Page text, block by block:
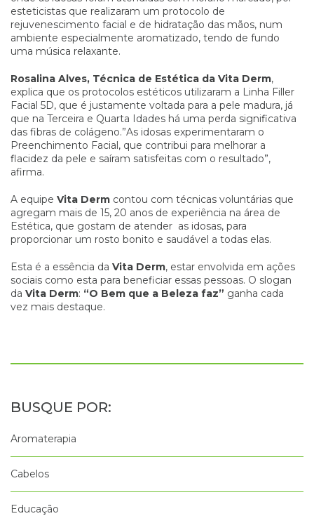
esteticistas que realizaram um protocolo de
rejuvenescimento facial e de hidratação das mãos, num
ambiente especialmente aromatizado, tendo de fundo
uma música relaxante.
Rosalina Alves, Técnica de Estética da Vita Derm,
explica que os protocolos estéticos utilizaram a Linha Filler
Facial 5D, que é justamente voltada para a pele madura, já
que na Terceira e Quarta Idades há uma perda significativa
das fibras de colágeno.”As idosas experimentaram o
Preenchimento Facial, que contribui para melhorar a
flacidez da pele e saíram satisfeitas com o resultado”,
afirma.
A equipe Vita Derm contou com técnicas voluntárias que
agregam mais de 15, 20 anos de experiência na área de
Estética, que gostam de atender as idosas, para
proporcionar um rosto bonito e saudável a todas elas.
Esta é a essência da Vita Derm, estar envolvida em ações
sociais como esta para beneficiar essas pessoas. O slogan
da Vita Derm: “O Bem que a Beleza faz” ganha cada
vez mais destaque.
Aromaterapia
Cabelos
Educação